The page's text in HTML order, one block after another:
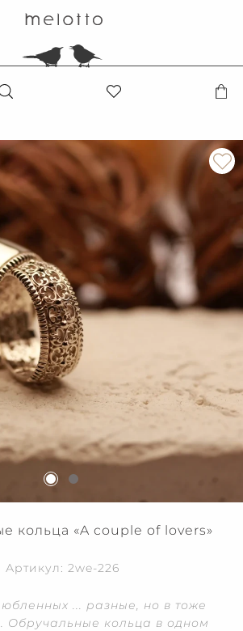
кольца «A couple of lovers»
Артикул: 2we-226
... разные, но в тоже
Обручальные кольца в одном